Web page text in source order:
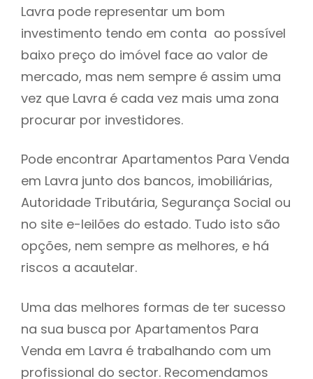
Lavra pode representar um bom
investimento tendo em conta ao possível
baixo preço do imóvel face ao valor de
mercado, mas nem sempre é assim uma
vez que Lavra é cada vez mais uma zona
procurar por investidores.
Pode encontrar Apartamentos Para Venda
em Lavra junto dos bancos, imobiliárias,
Autoridade Tributária, Segurança Social ou
no site e-leilões do estado. Tudo isto são
opções, nem sempre as melhores, e há
riscos a acautelar.
Uma das melhores formas de ter sucesso
na sua busca por Apartamentos Para
Venda em Lavra é trabalhando com um
profissional do sector. Recomendamos